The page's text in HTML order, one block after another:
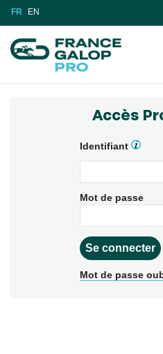
FR EN
Accès
Identifiant
Mot de passe
Mot de passe